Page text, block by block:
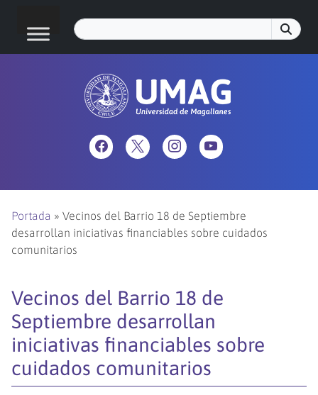
Portada »Vecinos del Barrio 18 de Septiembre
desarrollan iniciativas financiables sobre cuidados
comunitarios
Vecinos del Barrio 18 de
Septiembre desarrollan
iniciativas financiables sobre
cuidados comunitarios